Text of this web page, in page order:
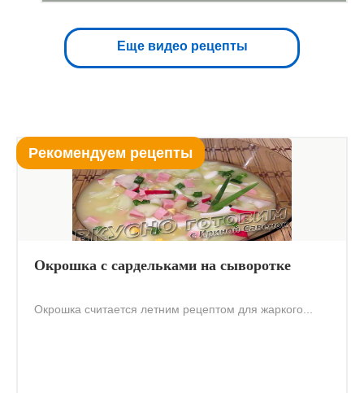
Еще видео рецепты
Рекомендуем рецепты
Окрошка с сардельками на сыворотке
Окрошка считается летним рецептом для жаркого...